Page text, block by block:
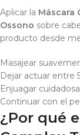
Aplicar la Máscara
Ossono sobre
producto desde
Masajear
Dejar actuar entre
Enjuagar
Continuar con el
¿Por qué